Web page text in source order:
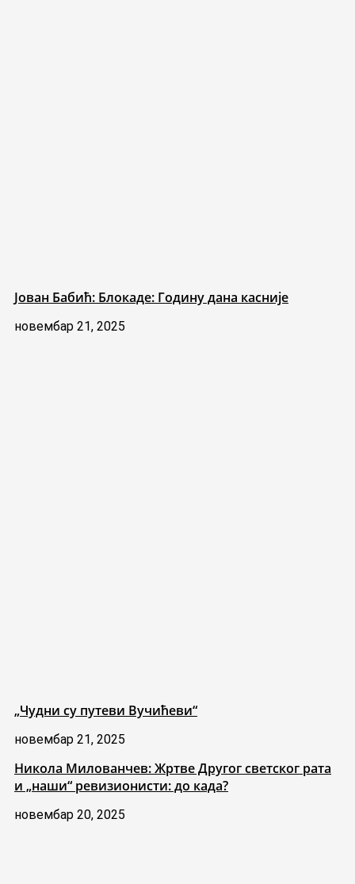
Јован Бабић: Блокаде: Годину дана касније
новембар 21, 2025
„Чудни су путеви Вучићеви“
новембар 21, 2025
Никола Милованчев: Жртве Другог светског рата
и „наши“ ревизионисти: до када?
новембар 20, 2025